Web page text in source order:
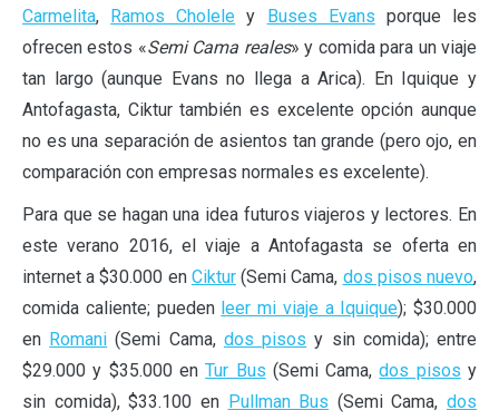
Carmelita, Ramos Cholele y Buses Evans porque les
ofrecen estos «Semi Cama reales» y comida para un viaje
tan largo (aunque Evans no llega a Arica). En Iquique y
Antofagasta, Ciktur también es excelente opción aunque
no es una separación de asientos tan grande (pero ojo, en
comparación con empresas normales es excelente).
Para que se hagan una idea futuros viajeros y lectores. En
este verano 2016, el viaje a Antofagasta se oferta en
internet a $30.000 en Ciktur(Semi Cama, dos pisos nuevo,
comida caliente; pueden leer mi viaje a Iquique); $30.000
en Romani (Semi Cama, dos pisos y sin comida); entre
$29.000 y $35.000 enTur Bus (Semi Cama,dos pisos y
sin comida), $33.100 en Pullman Bus (Semi Cama, dos